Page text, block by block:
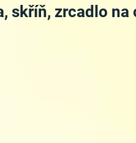
skříň, zrcadlo na